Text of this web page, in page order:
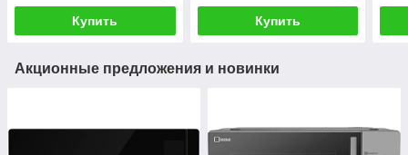
Купить Купить
Акционные предложения и новинки